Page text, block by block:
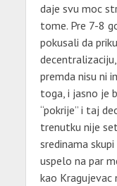
daje svu moc
tome. Pre 7-8
pokusali da
premda nisu ni
toga, i jasno je
“pokrije” i taj
trenutku nije
sredinama
uspelo na par
kao Kragujevac